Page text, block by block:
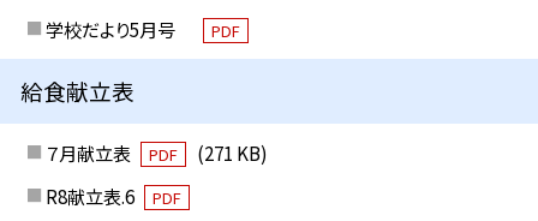
学校だより5月号 PDF
給食献立表
７月献立表 PDF
(271 KB)
R8献立表.6
PDF